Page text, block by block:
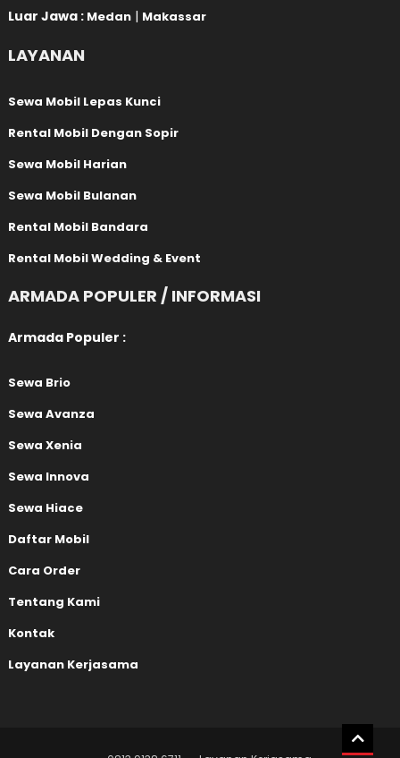
Luar Jawa : Medan | Makassar
LAYANAN
Sewa Mobil Lepas Kunci
Rental Mobil Dengan Sopir
Sewa Mobil Harian
Sewa Mobil Bulanan
Rental Mobil Bandara
Rental Mobil Wedding & Event
ARMADA POPULER / INFORMASI
Armada Populer :
Sewa Brio
Sewa Avanza
Sewa Xenia
Sewa Innova
Sewa Hiace
Daftar Mobil
Cara Order
Tentang Kami
Kontak
Layanan Kerjasama